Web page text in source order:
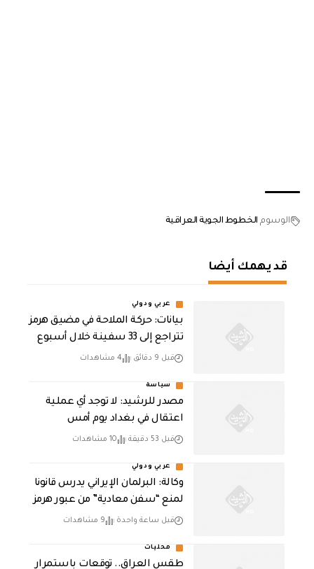
الوسوم الخطوط الجوية العراقية
قد يهمك أيضا
عربي ودولي
بيانات: حركة الملاحة في مضيق هرمز
تتراجع إلى 33 سفينة خلال أسبوع
قبل 9 دقائق 4 مشاهدات
سياسة
مصدر للرشيد: لا توجد أي عملية
اعتقال في بغداد يوم أمس
قبل 53 دقيقة 10 مشاهدات
عربي ودولي
وكالة: البرلمان الإيراني يدرس قانونا
لمنع “سفن معادية” من عبور هرمز
قبل ساعة واحدة 9 مشاهدات
محليات
طقس العراق.. توقعات باستمرار